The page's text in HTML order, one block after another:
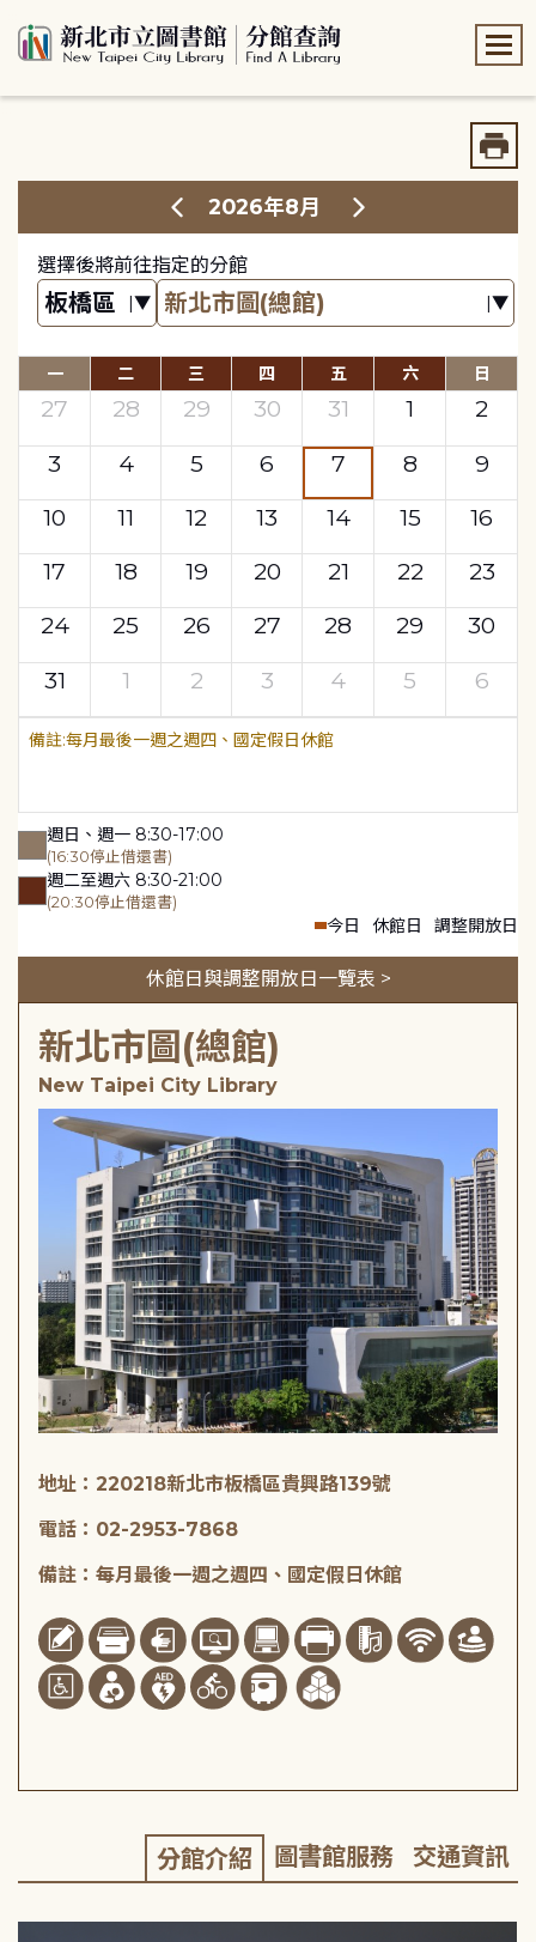
2026年8月
選擇後將前往指定的分館
一 二 三 四 五 六 日
27 28 29 30 31 1
2
3
4 5 6 7 8
9
10
11 12 13 14 15
16
17
18 19 20 21 22
23
24
25 26 27 28 29
30
31
1 2 3 4 5 6
每月最後一週之週四、國定假日休館
週日、週一 8:30-17:00
(16:30停止借還書)
週二至週六 8:30-21:00
(20:30停止借還書)
今日 休館日 調整開放日
休館日與調整開放日一覽表 >
新北市圖(總館)
New Taipei City Library
地址：220218新北市板橋區貴興路139號
電話：02-2953-7868
備註：每月最後一週之週四、國定假日休館
分館介紹 圖書館服務 交通資訊